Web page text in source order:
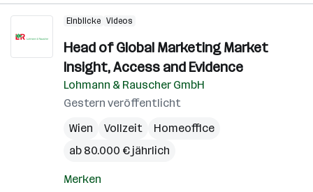
Einblicke Videos
Head of Global Marketing Market
Insight, Access and Evidence
Lohmann & Rauscher GmbH
Gestern veröffentlicht
Wien
Vollzeit
Homeoffice
ab 80.000 € jährlich
Merken